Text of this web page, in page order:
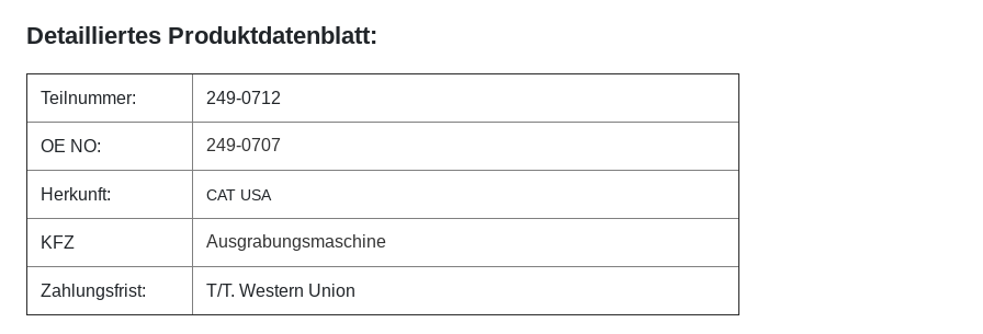
Detailliertes Produktdatenblatt:
Teilnummer: 249-0712
OE NO: 249-0707
Herkunft: CAT USA
KFZ Ausgrabungsmaschine
Zahlungsfrist: T/T. Western Union